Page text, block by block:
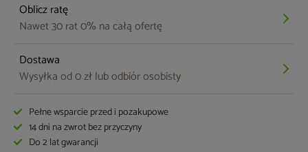
Oblicz ratę
Nawet 30 rat 0% na całą ofertę
Dostawa
Wysyłka od 0 zł lub odbiór osobisty
Pełne wsparcie przed i pozakupowe
14 dni na zwrot bez przyczyny
Do 2 lat gwarancji